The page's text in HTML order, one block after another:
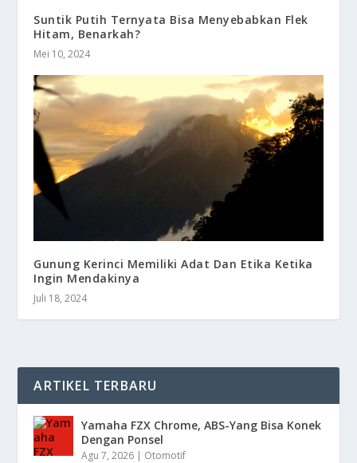
Suntik Putih Ternyata Bisa Menyebabkan Flek
Hitam, Benarkah?
Mei 10, 2024
Gunung Kerinci Memiliki Adat Dan Etika Ketika
Ingin Mendakinya
Juli 18, 2024
ARTIKEL TERBARU
Yamaha FZX Chrome, ABS-Yang Bisa Konek
Dengan Ponsel
Agu 7, 2026 | Otomotif